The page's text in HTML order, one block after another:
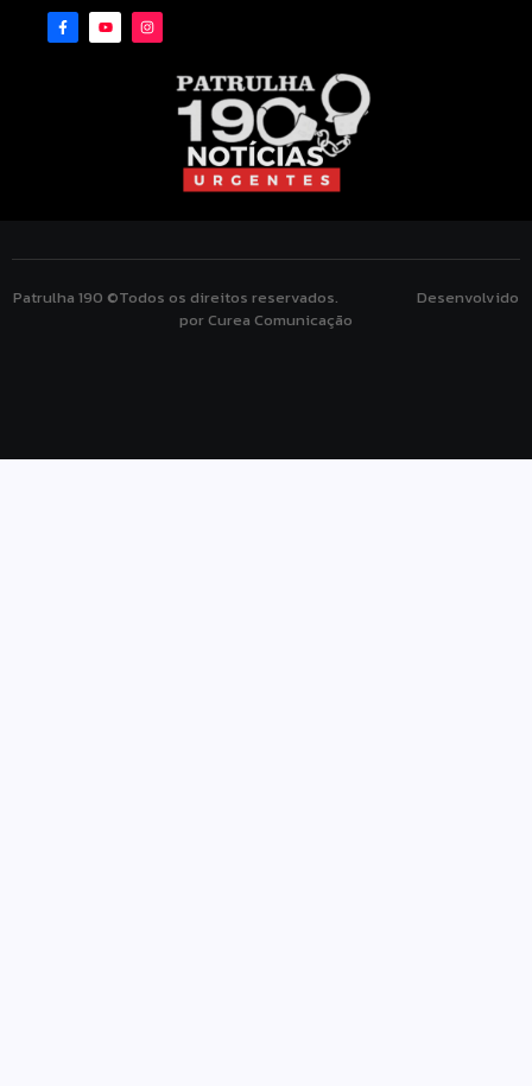
Patrulha 190 ©Todos os direitos reservados. Desenvolvido
por Curea Comunicação